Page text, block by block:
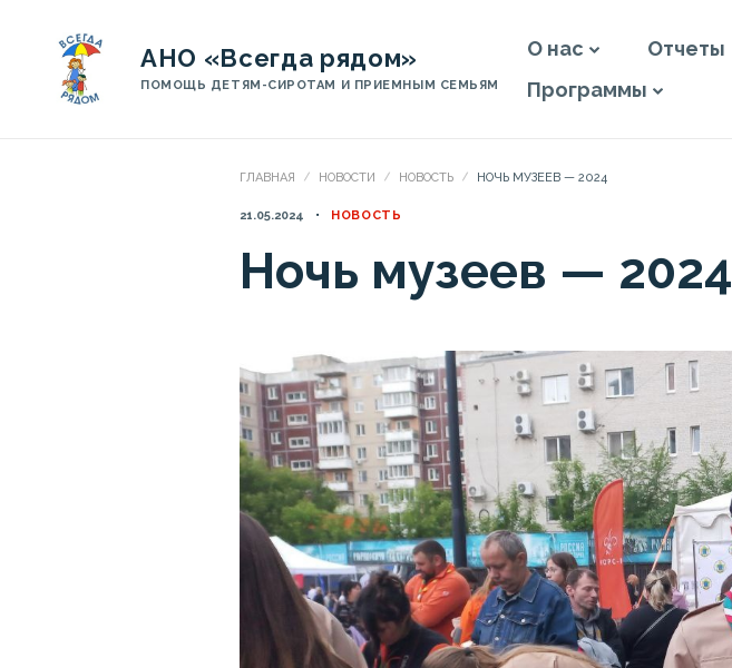
АНО «Всегда рядом»
ПОМОЩЬ ДЕТЯМ-СИРОТАМ И ПРИЕМНЫМ СЕМЬЯМ
О нас Отчеты
Программы
ГЛАВНАЯ НОВОСТИ НОВОСТЬ НОЧЬ МУЗЕЕВ — 2024
21.05.2024 НОВОСТЬ
Ночь музеев — 2024